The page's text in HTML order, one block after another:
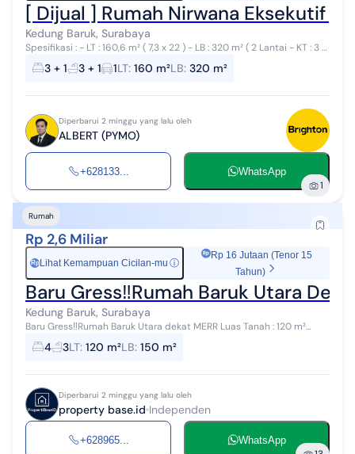
[ Dijual ] Rumah Nirwana Eksekutif ,
Kedung Baruk, Surabaya
Spesifikasi : - LT : 160,6 m² ( 7,3 x 22 ) - LB : 320 m² ( 2 Lantai - KT : 3 -
3 + 1 3 + 1 1LT: 160 m²LB: 320 m²
Diperbarui 2 minggu yang lalu oleh
ALBERT (PYMO)
+628133... WhatsApp
1
Rumah
Rp 2,6 Miliar
Rp Lihat Kemampuan Cicilan-mu ⓘ
Rp 16 Jutaan (Tenor 15
Tahun)
Baru Gress‼️Rumah Baruk Utara
Kedung Baruk, Surabaya
Baru Gress‼️Rumah Baruk Utara dekat MERR Luas Tanah : 120 m²
(6x20) Luas Bangunan : ±150 m² Bangunan : 2 Lantai Hadap : Utara
Kamar Tidur...
4 3LT: 120 m²LB: 150 m²
Diperbarui 2 minggu yang lalu oleh
property base.id Independen
+628965... WhatsApp